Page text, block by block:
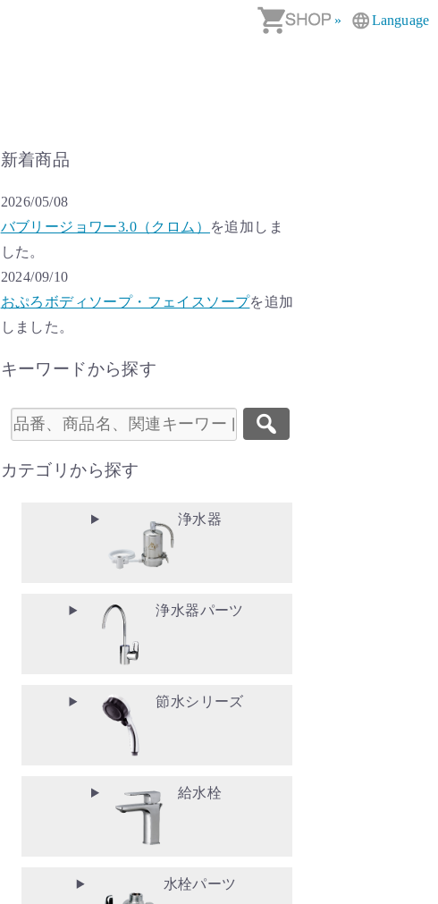
» Language
新着商品
2026/05/08
バブリージョワー3.0（クロム）
を追加しま
した。
2024/09/10
おぷろボディソープ・フェイスソープを追加
しました。
キーワードから探す
カテゴリから探す
浄水器
浄水器パーツ
節水シリーズ
給水栓
水栓パーツ